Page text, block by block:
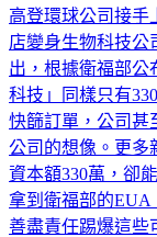
高登環球公司接手
店變身生物科技公
出，根據衛福部公
科技」同樣只有
快篩訂單，公司甚
公司的想像。更多
資本額330萬，卻
拿到衛福部的EUA
善盡責任踢爆這些